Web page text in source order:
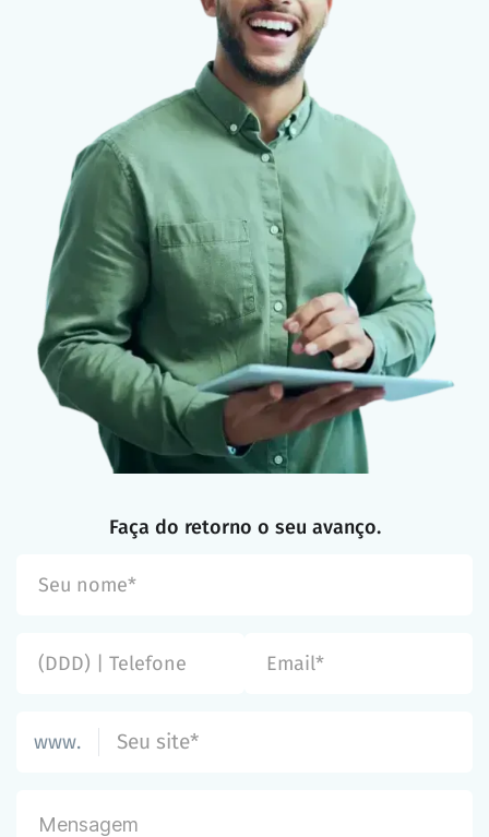
Faça do retorno o seu avanço.
www.